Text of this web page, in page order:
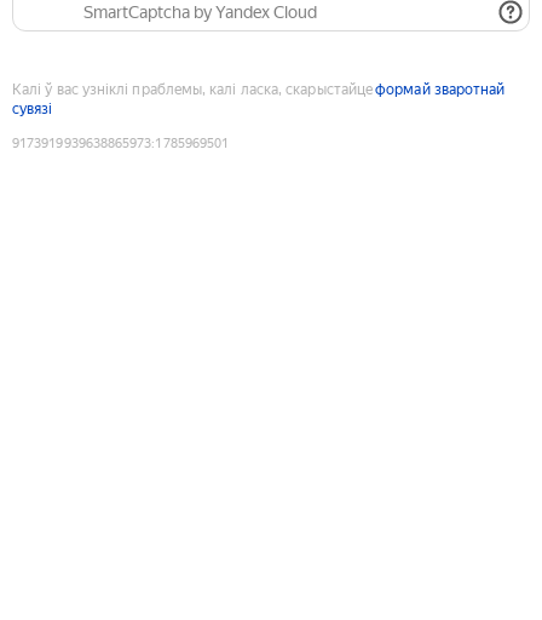
SmartCaptcha by Yandex Cloud
Калі ў вас узніклі праблемы, калі ласка, скарыстайцеформай зваротнай
сувязі
9173919939638865973:1785969501